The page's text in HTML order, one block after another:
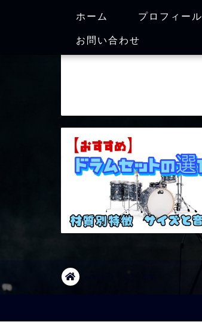
ホーム プロフィール
お問い合わせ